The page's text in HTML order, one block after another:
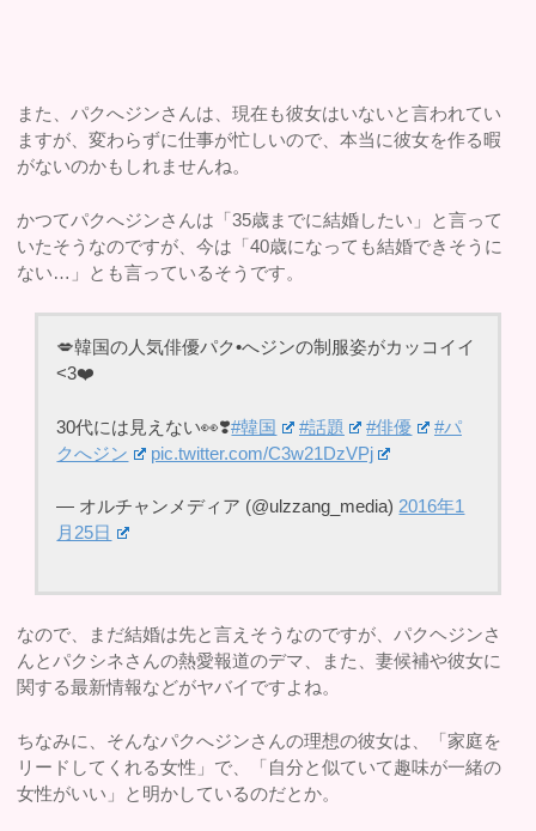
また、パクへジンさんは、現在も彼女はいないと言われてい
ますが、変わらずに仕事が忙しいので、本当に彼女を作る暇
がないのかもしれませんね。
かつてパクへジンさんは「35歳までに結婚したい」と言って
いたそうなのですが、今は「40歳になっても結婚できそうに
ない…」とも言っているそうです。
💋韓国の人気俳優パク•へジンの制服姿がカッコイイ
<3❤️
30代には見えない👀❣️#韓国 #話題 #俳優
#パ
クへジン
pic.twitter.com/C3w21DzVPj
— オルチャンメディア (@ulzzang_media) 2016年1
月25日
なので、まだ結婚は先と言えそうなのですが、パクヘジンさ
んとパクシネさんの熱愛報道のデマ、また、妻候補や彼女に
関する最新情報などがヤバイですよね。
ちなみに、そんなパクへジンさんの理想の彼女は、「家庭を
リードしてくれる女性」で、「自分と似ていて趣味が一緒の
女性がいい」と明かしているのだとか。